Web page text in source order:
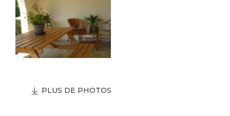
PLUS DE PHOTOS